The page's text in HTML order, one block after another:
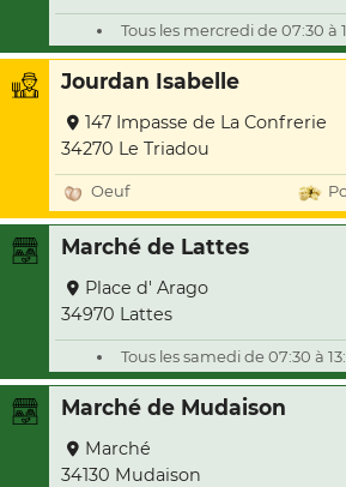
Tous les mercredi de 07:30 à
Jourdan Isabelle
147 Impasse de La Confrerie
34270 Le Triadou
Oeuf
Marché de Lattes
Place d' Arago
34970 Lattes
Tous les samedi de 07:30 à
Marché de Mudaison
Marché
34130 Mudaison